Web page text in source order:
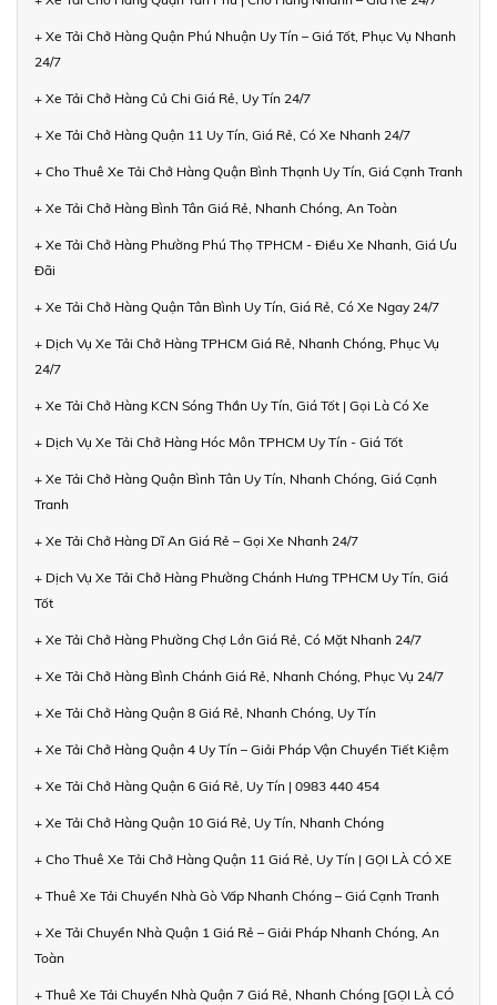
+ Xe Tải Chở Hàng Quận Phú Nhuận Uy Tín – Giá Tốt, Phục Vụ Nhanh
24/7
+ Xe Tải Chở Hàng Củ Chi Giá Rẻ, Uy Tín 24/7
+ Xe Tải Chở Hàng Quận 11 Uy Tín, Giá Rẻ, Có Xe Nhanh 24/7
+ Cho Thuê Xe Tải Chở Hàng Quận Bình Thạnh Uy Tín, Giá Cạnh Tranh
+ Xe Tải Chở Hàng Bình Tân Giá Rẻ, Nhanh Chóng, An Toàn
+ Xe Tải Chở Hàng Phường Phú Thọ TPHCM - Điều Xe Nhanh, Giá Ưu
Đãi
+ Xe Tải Chở Hàng Quận Tân Bình Uy Tín, Giá Rẻ, Có Xe Ngay 24/7
+ Dịch Vụ Xe Tải Chở Hàng TPHCM Giá Rẻ, Nhanh Chóng, Phục Vụ
24/7
+ Xe Tải Chở Hàng KCN Sóng Thần Uy Tín, Giá Tốt | Gọi Là Có Xe
+ Dịch Vụ Xe Tải Chở Hàng Hóc Môn TPHCM Uy Tín - Giá Tốt
+ Xe Tải Chở Hàng Quận Bình Tân Uy Tín, Nhanh Chóng, Giá Cạnh
Tranh
+ Xe Tải Chở Hàng Dĩ An Giá Rẻ – Gọi Xe Nhanh 24/7
+ Dịch Vụ Xe Tải Chở Hàng Phường Chánh Hưng TPHCM Uy Tín, Giá
Tốt
+ Xe Tải Chở Hàng Phường Chợ Lớn Giá Rẻ, Có Mặt Nhanh 24/7
+ Xe Tải Chở Hàng Bình Chánh Giá Rẻ, Nhanh Chóng, Phục Vụ 24/7
+ Xe Tải Chở Hàng Quận 8 Giá Rẻ, Nhanh Chóng, Uy Tín
+ Xe Tải Chở Hàng Quận 4 Uy Tín – Giải Pháp Vận Chuyển Tiết Kiệm
+ Xe Tải Chở Hàng Quận 6 Giá Rẻ, Uy Tín | 0983 440 454
+ Xe Tải Chở Hàng Quận 10 Giá Rẻ, Uy Tín, Nhanh Chóng
+ Cho Thuê Xe Tải Chở Hàng Quận 11 Giá Rẻ, Uy Tín | GỌI LÀ CÓ XE
+ Thuê Xe Tải Chuyển Nhà Gò Vấp Nhanh Chóng – Giá Cạnh Tranh
+ Xe Tải Chuyển Nhà Quận 1 Giá Rẻ – Giải Pháp Nhanh Chóng, An
Toàn
+ Thuê Xe Tải Chuyển Nhà Quận 7 Giá Rẻ, Nhanh Chóng [GỌI LÀ CÓ